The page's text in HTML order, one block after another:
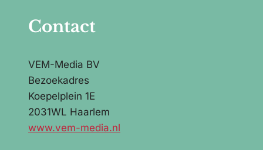
Contact
VEM-Media BV
Bezoekadres
Koepelplein 1E
2031WL Haarlem
www.vem-media.nl